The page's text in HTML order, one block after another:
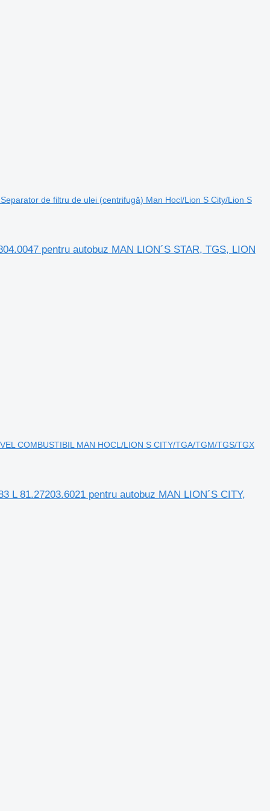
de filtru de ulei (centrifugă) Man Hocl/Lion S City/Lion S
pentru autobuz MAN LION´S STAR, TGS, LION
COMBUSTIBIL MAN HOCL/LION S CITY/TGA/TGM/TGS/TGX
L 81.27203.6021 pentru autobuz MAN LION´S CITY,